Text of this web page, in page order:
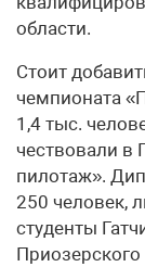
области.
Стоит
чемпионата
1,4 тыс.
чествовали в
пилотаж».
250 человек,
студенты